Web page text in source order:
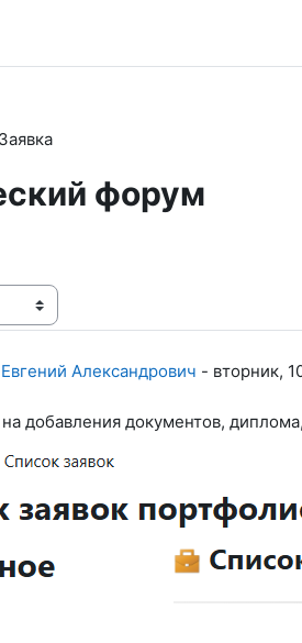
Заявка
форум
Александрович - вторник,
1
добавления документов,